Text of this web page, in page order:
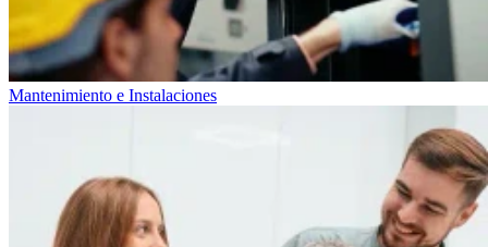
Mantenimiento e Instalaciones